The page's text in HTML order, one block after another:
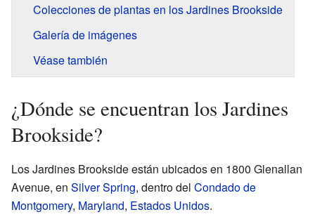
Colecciones de plantas en los Jardines Brookside
Galería de imágenes
Véase también
¿Dónde se encuentran los Jardines
Brookside?
Los Jardines Brookside están ubicados en 1800 Glenallan
Avenue, en Silver Spring, dentro del Condado de
Montgomery, Maryland, Estados Unidos.